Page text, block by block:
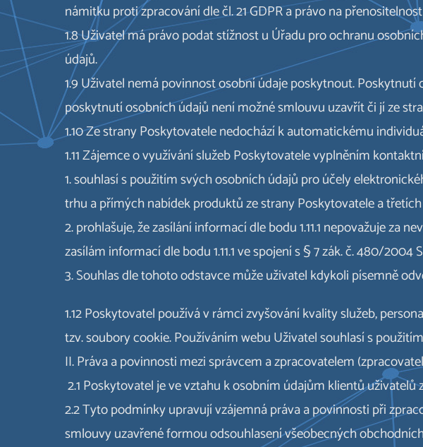
námitku proti zpracování dle čl. 21 GDPR a právo na
1.8 Uživatel má právo podat stížnost u Úřadu pro ochranu
údajů.
1.9 Uživatel nemá povinnost osobní údaje poskytnout.
poskytnutí osobních údajů není možné smlouvu uzavřít či jí ze
1.10 Ze strany Poskytovatele nedochází k automatickému
1.11 Zájemce o využívání služeb Poskytovatele vyplněním
1. souhlasí s použitím svých osobních údajů pro účely
trhu a přímých nabídek produktů ze strany Poskytovatele a
2. prohlašuje, že zasílání informací dle bodu 1.11.1 nepovažuje za
zasílám informací dle bodu 1.11.1 ve spojení s § 7 zák. č. 480/2004
3. Souhlas dle tohoto odstavce může uživatel kdykoli písemně
1.12 Poskytovatel používá v rámci zvyšování kvality služeb,
tzv. soubory cookie. Používáním webu Uživatel souhlasí s
II. Práva a povinnosti mezi správcem a zpracovatelem
2.1 Poskytovatel je ve vztahu k osobním údajům klientů
2.2 Tyto podmínky upravují vzájemná práva a povinnosti při
smlouvy uzavřené formou odsouhlasení všeobecných